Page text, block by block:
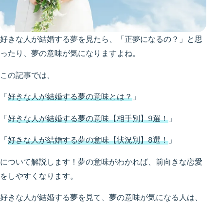
好きな人が結婚する夢を見たら、「正夢になるの？」と思
ったり、夢の意味が気になりますよね。
この記事では、
「 好きな人が結婚する夢の意味とは？ 」
「好きな人が結婚する夢の意味【相手別】9選！ 」
「 好きな人が結婚する夢の意味【状況別】8選！ 」
について解説します！夢の意味がわかれば、前向きな恋愛
をしやすくなります。
好きな人が結婚する夢を見て、夢の意味が気になる人は、